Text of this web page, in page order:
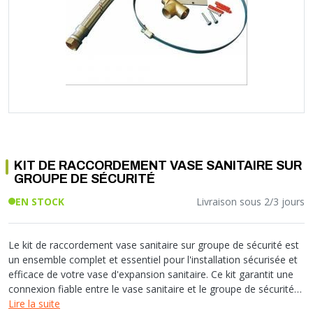
RACCORD PE (POLYÉTHYLÈNE)
RACCORD GALVA
RACCORD INOX
TUYAU SOUPLE
ROBINET
FLEXIBLE
ETANCHÉITÉ RACCORDEMENT
FIXATION ET SUPPORT
RÉDUCTEUR DE PRESSION
COMPTEUR ET ACCESSOIRE
FILTRATION
Soupape différentielle
Vase d'expansion
Vanne de Température
Vanne de zone
CHAUDIÈRE
EQUIPEMENT INDUSTRIEL
COMMUNICATION
COLLIER ET FIXATION
LAMPE ET TORCHE
PILES ET ACCUMULATEURS
BLOC DE SÉCURITÉ
SYSTÈMES DE SÉCURITÉ
VMC ET VENTILATION
TRAPPE CHATIÈRE ET HUBLOT
PLOMBERIE PER
VOTRE SOLUTION CHAUFFAGE
KIT DE RACCORDEMENT VASE SANITAIRE SUR
GROUPE DE SÉCURITÉ
EN STOCK Livraison sous 2/3 jours
Le kit de raccordement vase sanitaire sur groupe de sécurité est
un ensemble complet et essentiel pour l'installation sécurisée et
efficace de votre vase d'expansion sanitaire. Ce kit garantit une
connexion fiable entre le vase sanitaire et le groupe de sécurité
de votre chauffe-eau.
Lire la suite